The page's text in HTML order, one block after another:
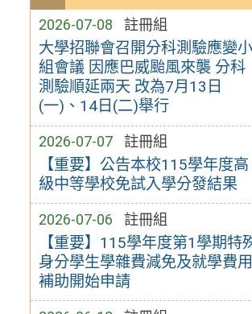
2026-07-08 註冊組
大學招聯會召開分科測驗應變小
組會議 因應巴威颱風來襲 分科
測驗順延兩天 改為7月13日
(一)、14日(二)舉行
2026-07-07 註冊組
【重要】公告本校115學年度高
級中等學校免試入學分發結果
2026-07-06 註冊組
【重要】115學年度第1學期特
身分學生學雜費減免及就學費用
補助開始申請